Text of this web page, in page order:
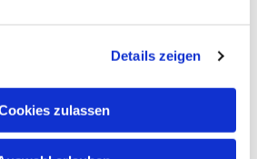
Details zeigen
zulassen